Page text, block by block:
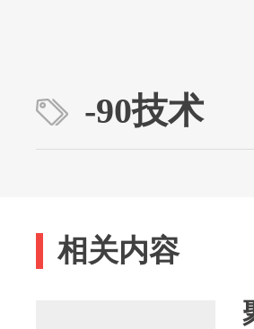
-90技术
相关内容